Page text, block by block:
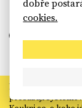
Rekonstrukce
prosazují
dobře
cookies.